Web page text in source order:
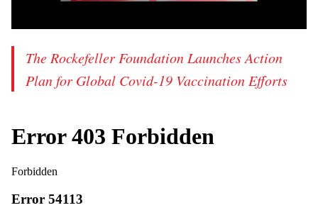
The Rockefeller Foundation Launches Action
Plan for Global Covid-19 Vaccination Efforts